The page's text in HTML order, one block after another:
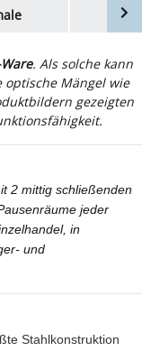
. Als solche kann
optische Mängel wie
gezeigten
2 mittig schließenden
jeder
in
und
Stahlkonstruktion